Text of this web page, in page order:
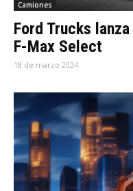
Camiones
Ford Trucks
F-Max Select
18 de marzo 2024